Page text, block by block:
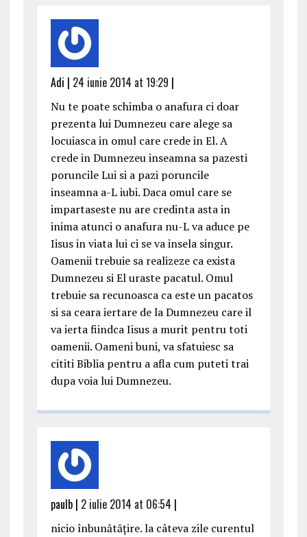
Adi | 24 iunie 2014 at 19:29 |
Nu te poate schimba o anafura ci doar
prezenta lui Dumnezeu care alege sa
locuiasca in omul care crede in El. A
crede in Dumnezeu inseamna sa pazesti
poruncile Lui si a pazi poruncile
inseamna a-L iubi. Daca omul care se
impartaseste nu are credinta asta in
inima atunci o anafura nu-L va aduce pe
Iisus in viata lui ci se va insela singur.
Oamenii trebuie sa realizeze ca exista
Dumnezeu si El uraste pacatul. Omul
trebuie sa recunoasca ca este un pacatos
si sa ceara iertare de la Dumnezeu care il
va ierta fiindca Iisus a murit pentru toti
oamenii. Oameni buni, va sfatuiesc sa
cititi Biblia pentru a afla cum puteti trai
dupa voia lui Dumnezeu.
paulb | 2 iulie 2014 at 06:54 |
nicio înbunătățire. la câteva zile curentul